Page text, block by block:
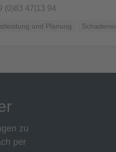
(0)83 47|13 94
und Planung
zu
per